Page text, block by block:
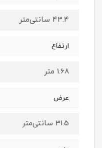
43.4 سانتی‌متر
ارتفاع
1.68 متر
عرض
31.5 سانتی‌متر